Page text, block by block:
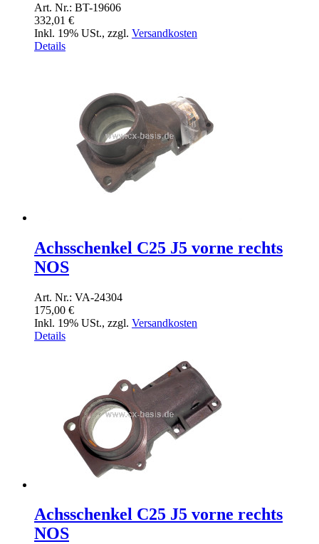
Art. Nr.: BT-19606
332,01 €
Inkl. 19% USt., zzgl. Versandkosten
Details
Achsschenkel C25 J5 vorne rechts
NOS
Art. Nr.: VA-24304
175,00 €
Inkl. 19% USt., zzgl. Versandkosten
Details
Achsschenkel C25 J5 vorne rechts
NOS